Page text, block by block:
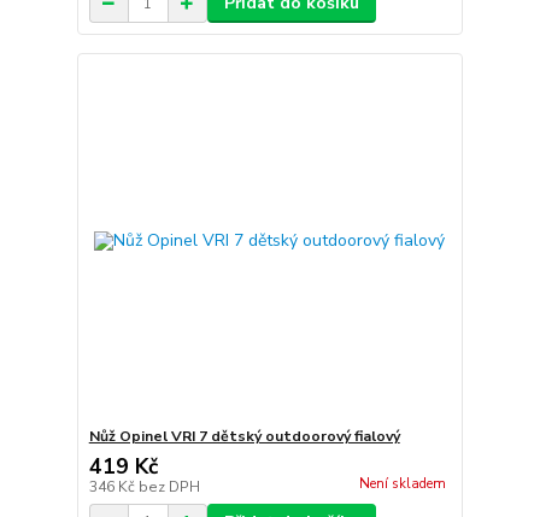
Nůž Opinel VRI 7 dětský outdoorový fialový
419 Kč
346 Kč bez DPH Není skladem